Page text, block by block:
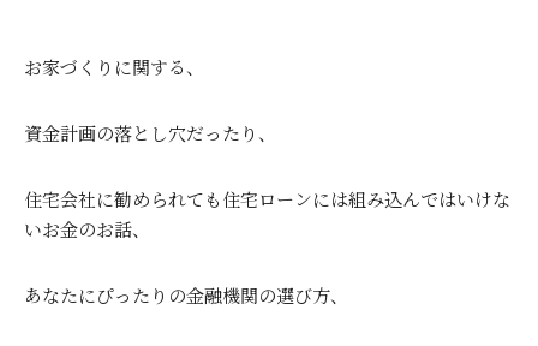
お家づくりに関する、
資金計画の落とし穴だったり、
住宅会社に勧められても住宅ローンには組み込んではいけな
いお金のお話、
あなたにぴったりの金融機関の選び方、